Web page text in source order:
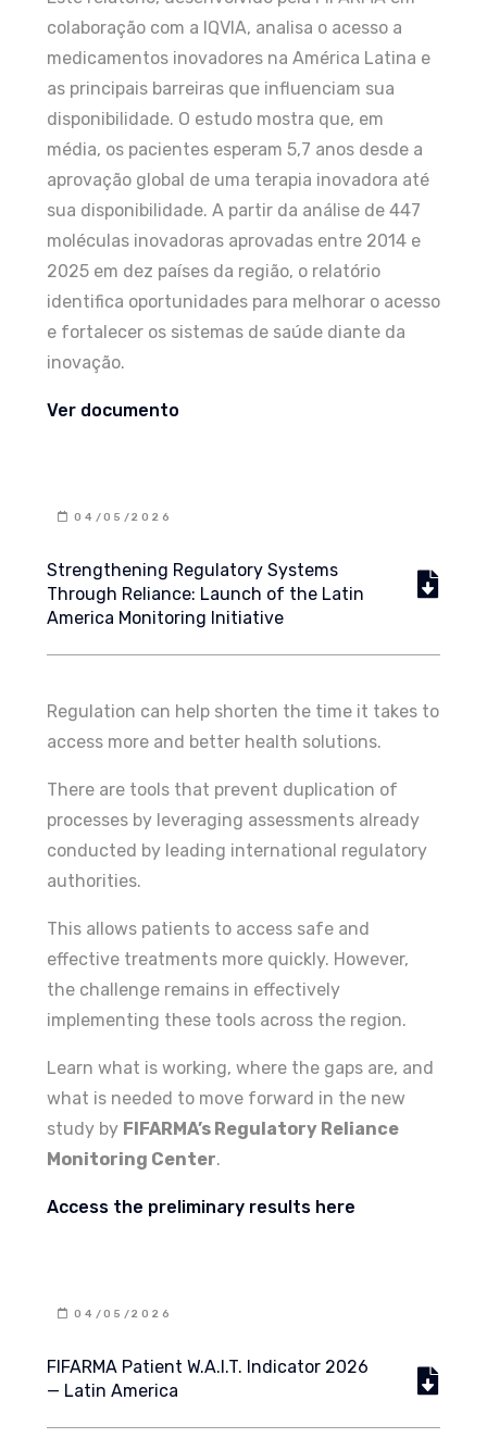
colaboração com a IQVIA, analisa o acesso a
medicamentos inovadores na América Latina e
as principais barreiras que influenciam sua
disponibilidade. O estudo mostra que, em
média, os pacientes esperam 5,7 anos desde a
aprovação global de uma terapia inovadora até
sua disponibilidade. A partir da análise de 447
moléculas inovadoras aprovadas entre 2014 e
2025 em dez países da região, o relatório
identifica oportunidades para melhorar o acesso
e fortalecer os sistemas de saúde diante da
inovação.
Ver documento
04/05/2026
Strengthening Regulatory Systems
Through Reliance: Launch of the Latin
America Monitoring Initiative
Regulation can help shorten the time it takes to
access more and better health solutions.
There are tools that prevent duplication of
processes by leveraging assessments already
conducted by leading international regulatory
authorities.
This allows patients to access safe and
effective treatments more quickly. However,
the challenge remains in effectively
implementing these tools across the region.
Learn what is working, where the gaps are, and
what is needed to move forward in the new
study by FIFARMA’s Regulatory Reliance
Monitoring Center.
Access the preliminary results here
04/05/2026
FIFARMA Patient W.A.I.T. Indicator 2026
— Latin America